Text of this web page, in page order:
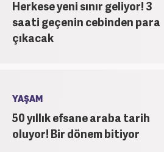
Herkese yeni sınır geliyor! 3
saati geçenin cebinden para
çıkacak
YAŞAM
50 yıllık efsane araba tarih
oluyor! Bir dönem bitiyor